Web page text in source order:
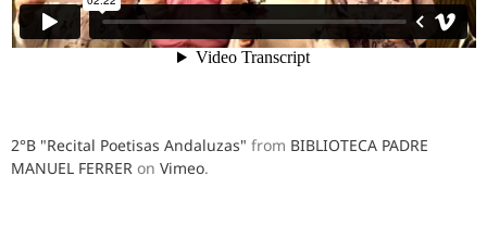
2°B "Recital Poetisas Andaluzas" from BIBLIOTECA PADRE
MANUEL FERRER on Vimeo.